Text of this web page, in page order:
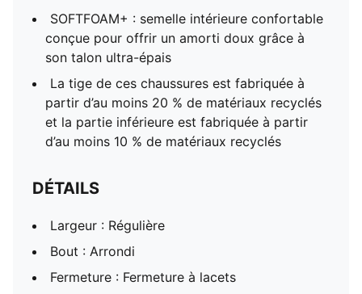
SOFTFOAM+ : semelle intérieure confortable
conçue pour offrir un amorti doux grâce à
son talon ultra-épais
La tige de ces chaussures est fabriquée à
partir d’au moins 20 % de matériaux recyclés
et la partie inférieure est fabriquée à partir
d’au moins 10 % de matériaux recyclés
DÉTAILS
Largeur : Régulière
Bout : Arrondi
Fermeture : Fermeture à lacets